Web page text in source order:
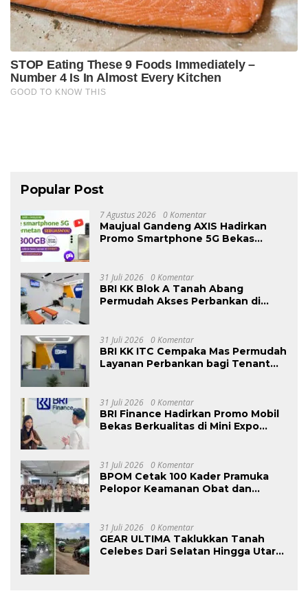
Popular Post
7 Agustus 2026 0 Komentar
Maujual Gandeng AXIS Hadirkan
Promo Smartphone 5G Bekas
31 Juli 2026 0 Komentar
BRI KK Blok A Tanah Abang
Permudah Akses Perbankan di
31 Juli 2026 0 Komentar
BRI KK ITC Cempaka Mas Permudah
Layanan Perbankan bagi Tenant
31 Juli 2026 0 Komentar
BRI Finance Hadirkan Promo Mobil
Bekas Berkualitas di Mini Expo
31 Juli 2026 0 Komentar
BPOM Cetak 100 Kader Pramuka
Pelopor Keamanan Obat dan
31 Juli 2026 0 Komentar
GEAR ULTIMA Taklukkan Tanah
Celebes Dari Selatan Hingga Utara